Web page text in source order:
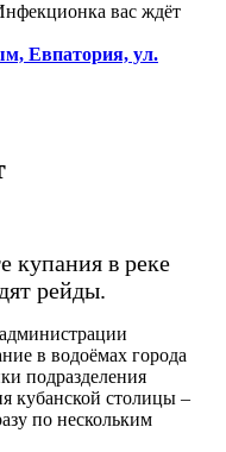
вас ждёт
Евпатория, ул.
купания в реке
рейды.
в водоёмах города
подразделения
кубанской столицы –
по нескольким